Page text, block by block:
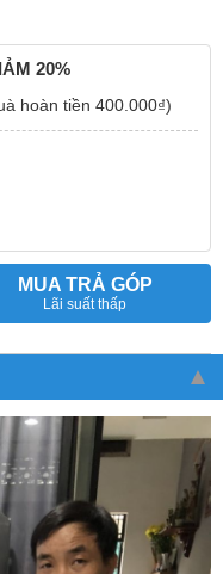
20%
hoàn tiền 400.000₫)
MUA TRẢ GÓP
Lãi suất thấp